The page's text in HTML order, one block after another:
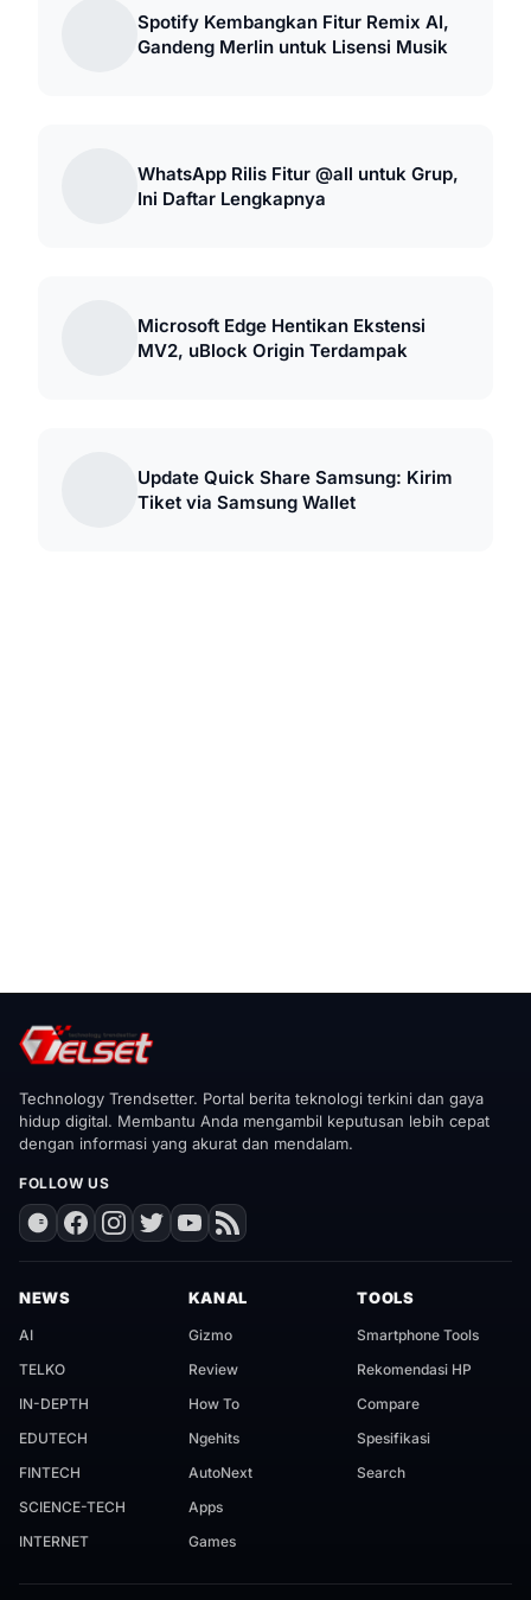
Spotify Kembangkan Fitur Remix AI,
Gandeng Merlin untuk Lisensi Musik
WhatsApp Rilis Fitur @all untuk Grup,
Ini Daftar Lengkapnya
Microsoft Edge Hentikan Ekstensi
MV2, uBlock Origin Terdampak
Update Quick Share Samsung: Kirim
Tiket via Samsung Wallet
Technology Trendsetter. Portal berita teknologi terkini dan gaya
hidup digital. Membantu Anda mengambil keputusan lebih cepat
dengan informasi yang akurat dan mendalam.
FOLLOW US
NEWS
AI
TELKO
IN-DEPTH
EDUTECH
FINTECH
SCIENCE-TECH
INTERNET
KANAL
Gizmo
Review
How To
Ngehits
AutoNext
Apps
Games
TOOLS
Smartphone Tools
Rekomendasi HP
Compare
Spesifikasi
Search